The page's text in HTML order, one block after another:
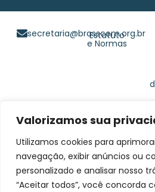
Valorizamos sua
Utilizamos cookies para
navegação, exibir anúncios ou
personalizado e analisar nosso
“Aceitar todos”, você concorda
secretaria@brasscom.org.br
Estatuto
e Normas